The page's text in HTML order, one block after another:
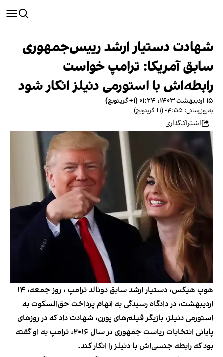
شهادت دستیار ارشد رییس‌جمهوری
سابق آمریکا: ترامپ خواست
رابطه‌اش با استورمی دنیلز انکار شود
۱۵ اردیبهشت ۱۴۰۳، ۰۱:۲۴ (‎+۱ گرینویچ)
به‌روزرسانی: ۰۴:۵۵ (‎+۱ گرینویچ)
اشتراک‌گذاری
هوپ هیکس، دستیار ارشد سابق دونالد ترامپ ، روز جمعه، ۱۴
اردیبهشت، در دادگاه رسیدگی به اتهام پرداخت حق‌السکوت به
استورمی دنیلز، بازیگر فیلم‌های پورن، شهادت داد که در روزهای
پایانی انتخابات ریاست جمهوری در سال ۲۰۱۶، ترامپ به او گفته
بود که رابطه جنسی‌اش با دنیلز را انکار کند.